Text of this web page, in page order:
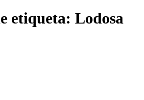
etiqueta: Lodosa